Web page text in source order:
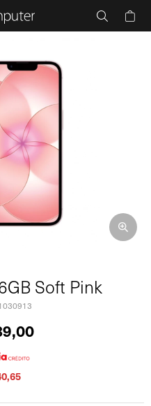
Soft Pink